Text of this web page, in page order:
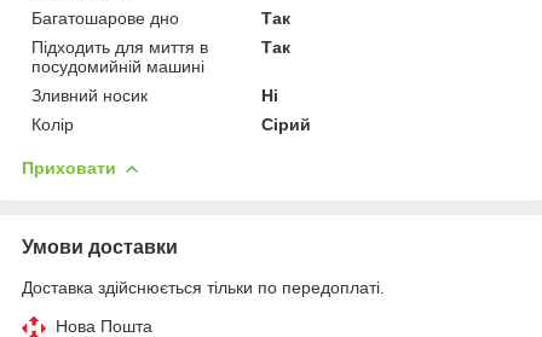
Багатошарове дно
Так
Підходить для миття в
посудомийній машині
Так
Зливний носик
Ні
Колір
Сірий
Приховати
Умови доставки
Доставка здійснюється тільки по передоплаті.
Нова Пошта